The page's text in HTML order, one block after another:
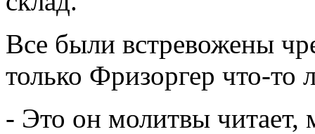
Все были встревожены
только Фризоргер что-то
- Это он молитвы читает,